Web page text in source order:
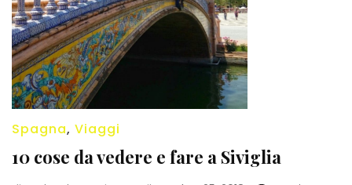
Spagna, Viaggi
10 cose da vedere e fare a Siviglia